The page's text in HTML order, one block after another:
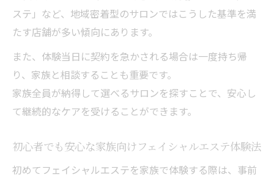
ステ」など、地域密着型のサロンではこうした基準を満
たす店舗が多い傾向にあります。
また、体験当日に契約を急かされる場合は一度持ち帰
り、家族と相談することも重要です。
家族全員が納得して選べるサロンを探すことで、安心し
て継続的なケアを受けることができます。
初心者でも安心な家族向けフェイシャルエステ体験法
初めてフェイシャルエステを家族で体験する際は、事前